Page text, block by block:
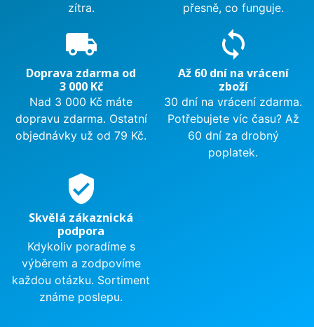
zítra.
přesně, co funguje.
local_shipping
Doprava zdarma od
3 000 Kč
Nad 3 000 Kč máte
dopravu zdarma. Ostatní
objednávky už od 79 Kč.
sync
Až 60 dní na vrácení
zboží
30 dní na vrácení zdarma.
Potřebujete víc času? Až
60 dní za drobný
poplatek.
verified_user
Skvělá zákaznická
podpora
Kdykoliv poradíme s
výběrem a zodpovíme
každou otázku. Sortiment
známe poslepu.